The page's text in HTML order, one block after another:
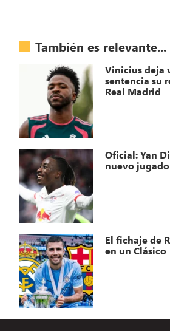
También es relevante...
Vinicius deja
sentencia su
Real Madrid
Oficial: Yan
nuevo
El fichaje de
en un Clásico